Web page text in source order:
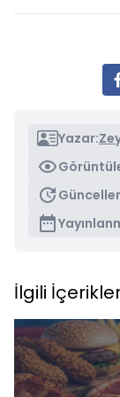
Yazar:
İlgili